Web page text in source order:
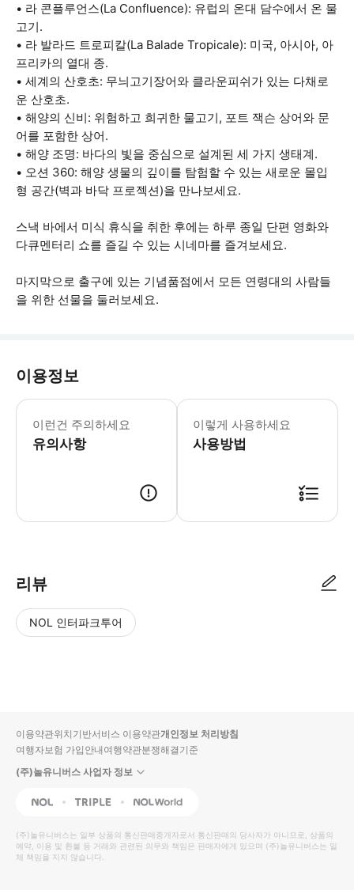
• 라 콘플루언스(La Confluence): 유럽의 온대 담수에서 온 물
고기.
• 라 발라드 트로피칼(La Balade Tropicale): 미국, 아시아, 아
프리카의 열대 종.
• 세계의 산호초: 무늬고기장어와 클라운피쉬가 있는 다채로
운 산호초.
• 해양의 신비: 위험하고 희귀한 물고기, 포트 잭슨 상어와 문
어를 포함한 상어.
• 해양 조명: 바다의 빛을 중심으로 설계된 세 가지 생태계.
• 오션 360: 해양 생물의 깊이를 탐험할 수 있는 새로운 몰입
형 공간(벽과 바닥 프로젝션)을 만나보세요.
스낵 바에서 미식 휴식을 취한 후에는 하루 종일 단편 영화와
다큐멘터리 쇼를 즐길 수 있는 시네마를 즐겨보세요.
마지막으로 출구에 있는 기념품점에서 모든 연령대의 사람들
을 위한 선물을 둘러보세요.
이용정보
이런건 주의하세요
유의사항
이렇게 사용하세요
사용방법
리뷰
NOL 인터파크투어
입니
다.
높
은
순
동
영
상
순
상
이용약관위치기반서비스 이용약관개인정보 처리방침
여행자보험 가입안내여행약관분쟁해결기준
(주)놀유니버스 사업자 정보
NOL Triple Interpark Global
(주)놀유니버스는 일부 상품의 통신판매중개자로서 통신판매의 당사자가 아니므로, 상품의
예약, 이용 및 환불 등 거래와 관련된 의무와 책임은 판매자에게 있으며 (주)놀유니버스는 일
체 책임을 지지 않습니다.